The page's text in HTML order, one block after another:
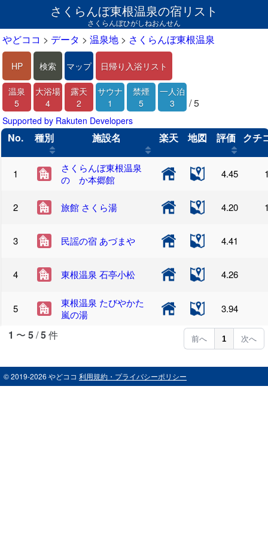
さくらんぼ東根温泉の宿リスト
さくらんぼひがしねおんせん
やどココ > データ > 温泉地 > さくらんぼ東根温泉
HP 検索 マップ 日帰り入浴リスト
温泉
5
大浴場
4
露天
2
サウナ
1
禁煙
5
一人泊
3
/ 5
Supported by Rakuten Developers
No. 種別 施設名 楽天 地図 評価 クチ
さくらんぼ東根温泉
のゝか本郷館
4.45
旅館 さくら湯 4.20
民謡の宿 あづまや 4.41
東根温泉 石亭小松 4.26
東根温泉 たびやかた
嵐の湯
3.94
1 〜 5/5件 前へ 1 次へ
© 2019-2026 やどココ 利用規約・プライバシーポリシー